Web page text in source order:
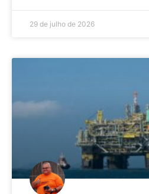
29 de julho de 2026